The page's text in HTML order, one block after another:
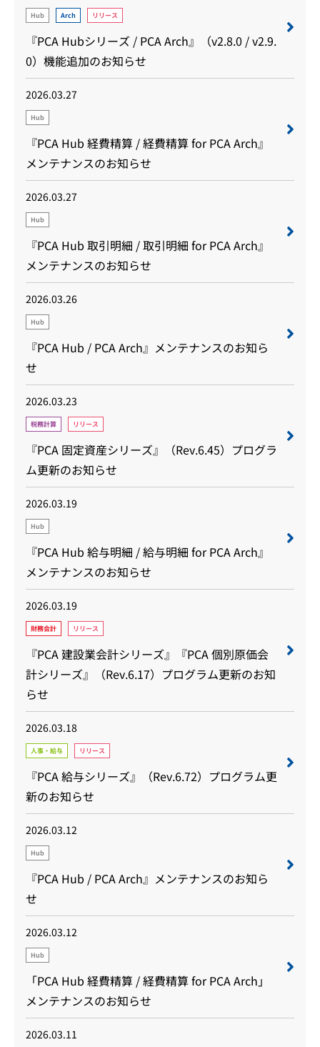
Hub Arch リリース
『PCA Hubシリーズ / PCA Arch』（v2.8.0 / v2.9.
0）機能追加のお知らせ
2026.03.27
Hub
『PCA Hub 経費精算 / 経費精算 for PCA Arch』
メンテナンスのお知らせ
2026.03.27
Hub
『PCA Hub 取引明細 / 取引明細 for PCA Arch』
メンテナンスのお知らせ
2026.03.26
Hub
『PCA Hub / PCA Arch』メンテナンスのお知ら
せ
2026.03.23
税務計算 リリース
『PCA 固定資産シリーズ』（Rev.6.45）プログラ
ム更新のお知らせ
2026.03.19
Hub
『PCA Hub 給与明細 / 給与明細 for PCA Arch』
メンテナンスのお知らせ
2026.03.19
財務会計 リリース
『PCA 建設業会計シリーズ』『PCA 個別原価会
計シリーズ』（Rev.6.17）プログラム更新のお知
らせ
2026.03.18
人事・給与 リリース
『PCA 給与シリーズ』（Rev.6.72）プログラム更
新のお知らせ
2026.03.12
Hub
『PCA Hub / PCA Arch』メンテナンスのお知ら
せ
2026.03.12
Hub
「PCA Hub 経費精算 / 経費精算 for PCA Arch」
メンテナンスのお知らせ
2026.03.11